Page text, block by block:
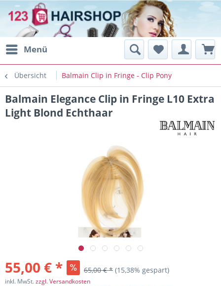
Menü
Übersicht Balmain Clip in Fringe - Clip Pony
Balmain Elegance Clip in Fringe L10 Extra
Light Blond Echthaar
55,00 € * 65,00 € * (15,38% gespart)
inkl. MwSt.zzgl. Versandkosten